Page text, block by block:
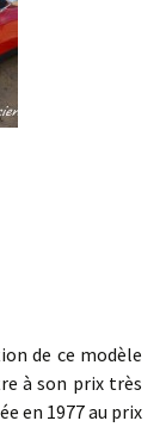
ce modèle
à son prix très
en 1977 au prix